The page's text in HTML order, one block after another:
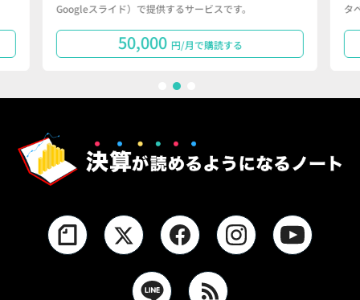
Googleスライド）で提供するサービスです。
50,000 円/月で購読する
タ